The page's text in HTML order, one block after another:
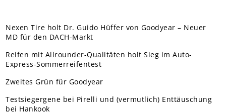
Nexen Tire holt Dr. Guido Hüffer von Goodyear – Neuer
MD für den DACH-Markt
Reifen mit Allrounder-Qualitäten holt Sieg im Auto-
Express-Sommerreifentest
Zweites Grün für Goodyear
Testsiegergene bei Pirelli und (vermutlich) Enttäuschung
bei Hankook